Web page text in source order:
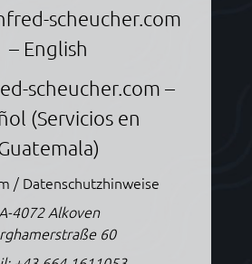
scheucher.com
– English
scheucher.com –
(Servicios en
/ Datenschutzhinweise
A-4072 Alkoven
60